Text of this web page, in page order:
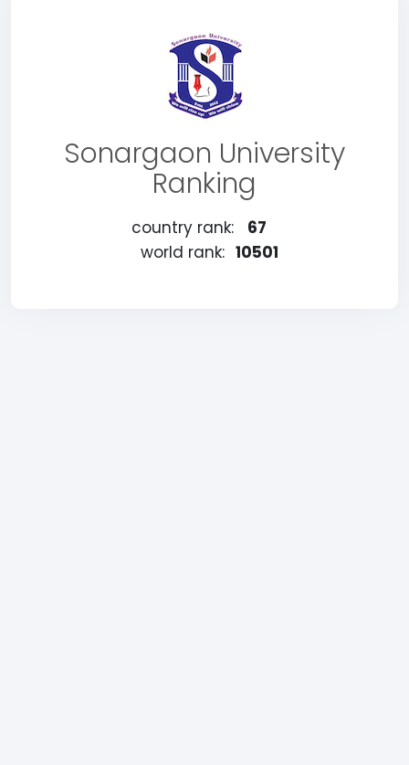
Sonargaon University
Ranking
country rank:
67
world rank: 10501